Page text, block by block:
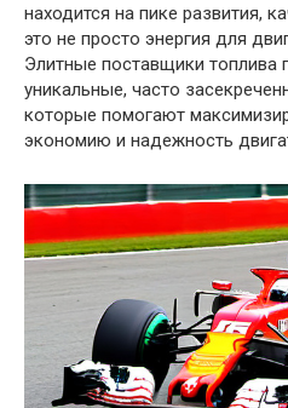
находится на пике развития,
это не просто энергия для
Элитные поставщики топлива
уникальные, часто
которые помогают
экономию и надежность